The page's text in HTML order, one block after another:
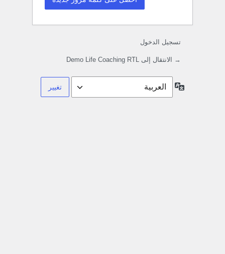
تسجيل الدخول
→ الانتقال إلى Demo Life Coaching RTL
اللغة